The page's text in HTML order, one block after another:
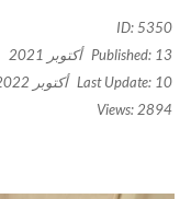
ID:5350
Published: 13 أكتوبر 2021
Last Update: 10 أكتوبر 2022
Views: 2894